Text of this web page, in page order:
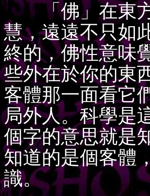
「佛」在東方
慧，遠遠不只如
終的，佛性意味
些外在於你的東
客體那一面看它
局外人。科學是
個字的意思就是
知道的是個客體
識。